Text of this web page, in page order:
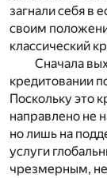
загнали себя в
своим
классический
Сначала
кредитовании
Поскольку это
направлено не
но лишь на
услуги
чрезмерным,